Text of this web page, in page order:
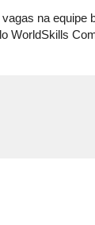
na equipe
WorldSkills